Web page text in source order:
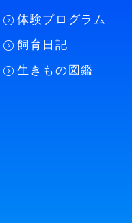
体験プログラム
飼育日記
生きもの図鑑